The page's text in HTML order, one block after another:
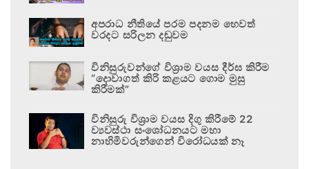
අපරාධ නීතියේ පරම පදනම හෙවත්
වරදට සරිලන දඬුවම
විනිසුරුවන්ගේ විශ්‍රාම වයස දීර්ඝ කිරීම
“දොවාගත් කිරි කළයට ගොම මුසු
කිරීමක්”
විනිසුරු විශ්‍රාම වයස දිගු කිරීමේ 22
ව්‍යවස්ථා සංශෝධනයට මහා
නාහිමිවරුන්ගෙන් විරෝධයක් නෑ